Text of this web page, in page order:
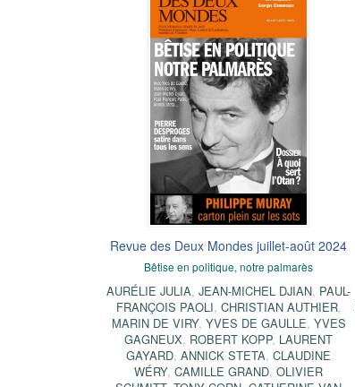
Revue des Deux Mondes juillet-août 2024
Bêtise en politique, notre palmarès
AURÉLIE JULIA,JEAN-MICHEL DJIAN, PAUL-
FRANÇOIS PAOLI, CHRISTIAN AUTHIER,
MARIN DE VIRY, YVES DE GAULLE, YVES
GAGNEUX, ROBERT KOPP, LAURENT
GAYARD,ANNICK STETA,CLAUDINE
WÉRY,CAMILLE GRAND,OLIVIER